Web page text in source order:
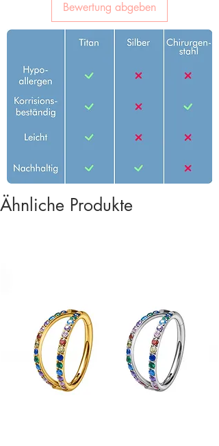
Bewertung abgeben
Ähnliche Produkte